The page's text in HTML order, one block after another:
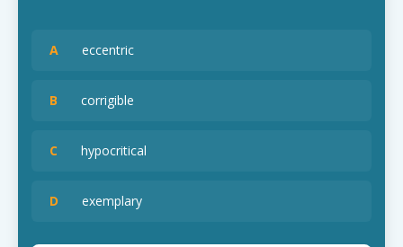
A eccentric
B corrigible
C hypocritical
D exemplary